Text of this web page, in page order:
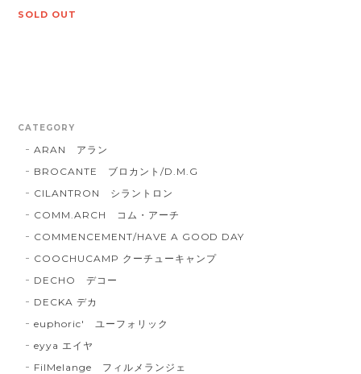
SOLD OUT
CATEGORY
ARAN アラン
BROCANTE ブロカント/D.M.G
CILANTRON シラントロン
COMM.ARCH コム・アーチ
COMMENCEMENT/HAVE A GOOD DAY
COOCHUCAMP クーチューキャンプ
DECHO デコー
DECKA デカ
euphoric' ユーフォリック
eyya エイヤ
FilMelange フィルメランジェ